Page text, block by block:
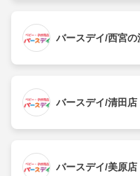
バースデイ/西宮の
バースデイ/清田店
バースデイ/美原店